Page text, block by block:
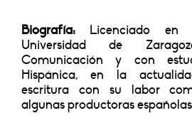
Biografía:
Licenciado
Universidad de
Comunicación y con
Hispánica, en la
escritura con su labor
algunas productoras